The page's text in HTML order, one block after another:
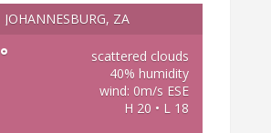
JOHANNESBURG, ZA
°
scattered clouds
40% humidity
wind: 0m/s ESE
H 20 • L 18